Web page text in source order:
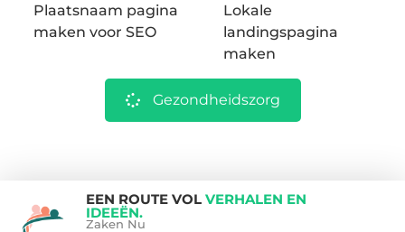
Plaatsnaam pagina
maken voor SEO
Lokale
landingspagina
maken
Gezondheidszorg
EEN ROUTE VOL VERHALEN EN
IDEEËN.
Zaken Nu